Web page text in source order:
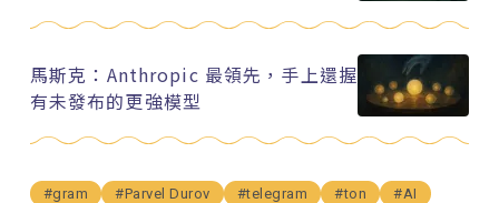
馬斯克：Anthropic 最領先，手上還握
有未發布的更強模型
#gram #Parvel Durov #telegram #ton
#AI